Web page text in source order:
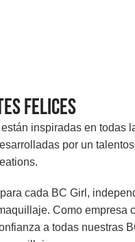
felices
inspiradas en todas
por un
cada BC Girl,
Como empresa
a todas nuestras